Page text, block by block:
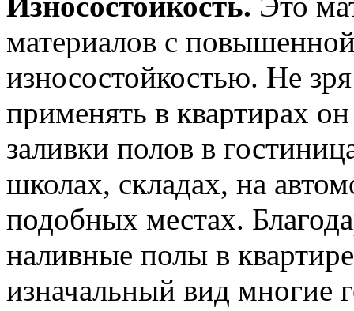
материалов с
износостойкостью. Не
применять в квартирах
заливки полов в
школах, складах, на
подобных местах.
наливные полы в
изначальный вид многие